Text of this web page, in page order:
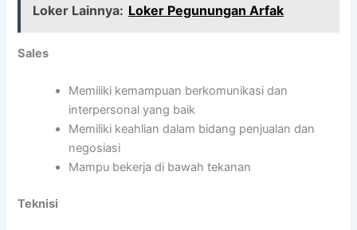
Loker Lainnya: Loker Pegunungan Arfak
Sales
Memiliki kemampuan berkomunikasi dan
interpersonal yang baik
Memiliki keahlian dalam bidang penjualan dan
negosiasi
Mampu bekerja di bawah tekanan
Teknisi